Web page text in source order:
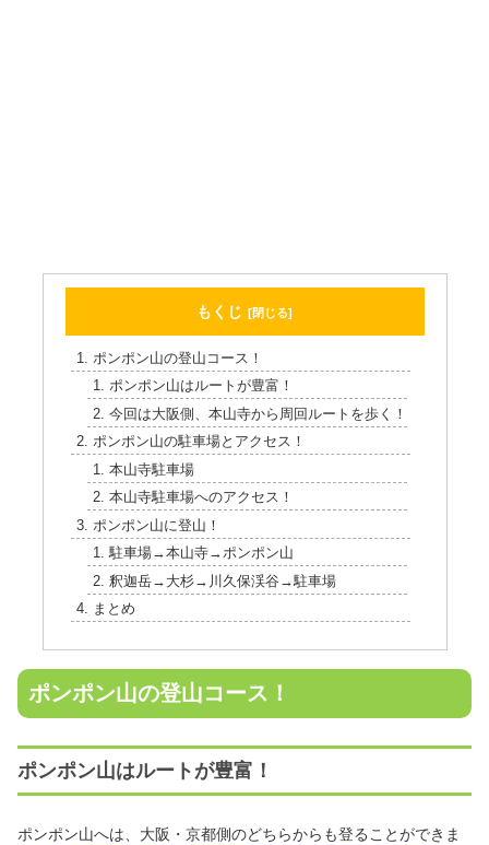
もくじ
ポンポン山の登山コース！
ポンポン山はルートが豊富！
今回は大阪側、本山寺から周回ルートを歩く！
ポンポン山の駐車場とアクセス！
本山寺駐車場
本山寺駐車場へのアクセス！
ポンポン山に登山！
駐車場→本山寺→ポンポン山
釈迦岳→大杉→川久保渓谷→駐車場
まとめ
ポンポン山の登山コース！
ポンポン山はルートが豊富！
ポンポン山へは、大阪・京都側のどちらからも登ることができま